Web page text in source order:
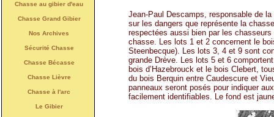
Chasse au gibier d'eau
Chasse Grand Gibier
Nos Archives
Sécurité Chasse
Chasse Bécasse
Chasse Lièvre
Chasse à l'arc
Le Gibier
Jean-Paul Descamps, responsable de
sur les dangers que représente la
respectées aussi bien par les
chasse. Les lots 1 et 2 concernent le
Steenbecque). Les lots 3, 4 et 9 sont
grande Drève. Les lots 5 et 6
bois d’Hazebrouck et le bois Clebert,
du bois Berquin entre Caudescure et
panneaux seront posés pour indiquer
facilement identifiables. Le fond est